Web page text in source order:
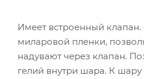
Имеет встроенный
миларовой пленки,
надувают через клапан.
гелий внутри шара. К